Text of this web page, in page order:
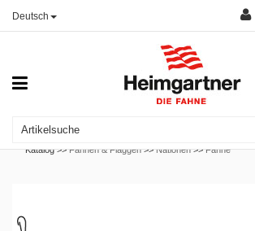
Deutsch
Katalog >>Fahnen & Flaggen >>Nationen >>Fahne